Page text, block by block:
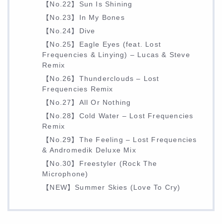
【No.22】Sun Is Shining
【No.23】In My Bones
【No.24】Dive
【No.25】Eagle Eyes (feat. Lost
Frequencies & Linying) – Lucas & Steve
Remix
【No.26】Thunderclouds – Lost
Frequencies Remix
【No.27】All Or Nothing
【No.28】Cold Water – Lost Frequencies
Remix
【No.29】The Feeling – Lost Frequencies
& Andromedik Deluxe Mix
【No.30】Freestyler (Rock The
Microphone)
【NEW】Summer Skies (Love To Cry)